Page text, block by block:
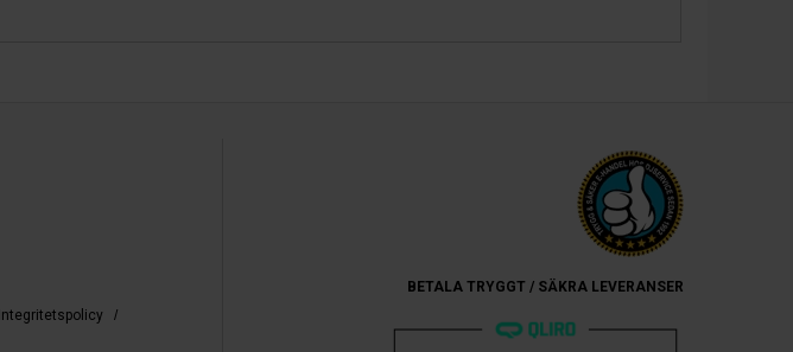
Integritetspolicy /
BETALA TRYGGT / SÄKRA LEVERANSER